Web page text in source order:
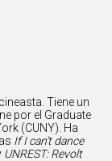
Tiene un
por el Graduate
(CUNY). Ha
If I can’t dance
UNREST: Revolt